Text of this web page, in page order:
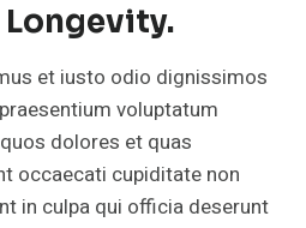
et iusto odio dignissimos
voluptatum
dolores et quas
occaecati cupiditate non
in culpa qui officia deserunt